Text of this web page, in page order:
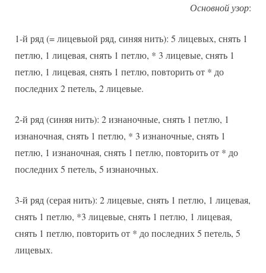
Основной узор:
1-й ряд (= лицевыой ряд, синяя нить): 5 лицевых, снять 1
петлю, 1 лицевая, снять 1 петлю, * 3 лицевые, снять 1
петлю, 1 лицевая, снять 1 петлю, повторить от * до
последних 2 петель, 2 лицевые.
2-й ряд (синяя нить): 2 изнаночные, снять 1 петлю, 1
изнаночная, снять 1 петлю, * 3 изнаночные, снять 1
петлю, 1 изнаночная, снять 1 петлю, повторить от * до
последних 5 петель, 5 изнаночных.
3-й ряд (серая нить): 2 лицевые, снять 1 петлю, 1 лицевая,
снять 1 петлю, *3 лицевые, снять 1 петлю, 1 лицевая,
снять 1 петлю, повторить от * до последних 5 петель, 5
лицевых.